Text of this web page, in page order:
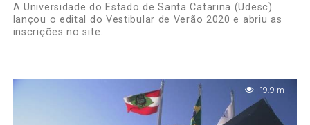
A Universidade do Estado de Santa Catarina (Udesc)
lançou o edital do Vestibular de Verão 2020 e abriu as
inscrições no site....
19.9 mil